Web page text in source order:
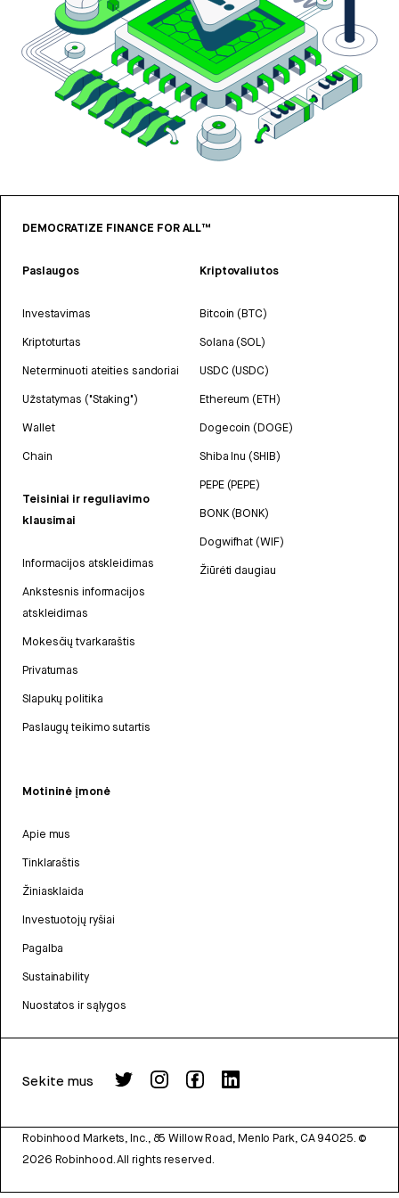
DEMOCRATIZE FINANCE FOR ALL™
Paslaugos
Investavimas
Kriptoturtas
Neterminuoti ateities sandoriai
Užstatymas ("Staking")
Wallet
Chain
Teisiniai ir reguliavimo
klausimai
Informacijos atskleidimas
Ankstesnis informacijos
atskleidimas
Mokesčių tvarkaraštis
Privatumas
Slapukų politika
Paslaugų teikimo sutartis
Kriptovaliutos
Bitcoin (BTC)
Solana (SOL)
USDC (USDC)
Ethereum (ETH)
Dogecoin (DOGE)
Shiba Inu (SHIB)
PEPE (PEPE)
BONK (BONK)
Dogwifhat (WIF)
Žiūrėti daugiau
Motininė įmonė
Apie mus
Tinklaraštis
Žiniasklaida
Investuotojų ryšiai
Pagalba
Sustainability
Nuostatos ir sąlygos
Sekite mus
Robinhood Markets, Inc., 85 Willow Road, Menlo Park, CA 94025. ©
2026 Robinhood. All rights reserved.